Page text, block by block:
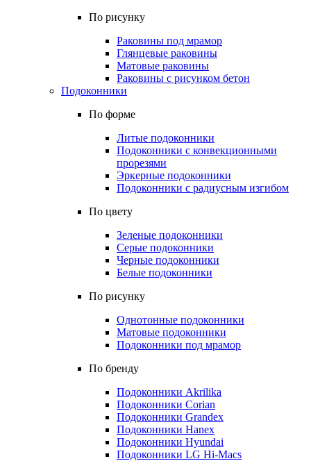
По рисунку
Раковины под мрамор
Глянцевые раковины
Матовые раковины
Раковины с рисунком бетон
Подоконники
По форме
Литые подоконники
Подоконники с конвекционными
прорезями
Эркерные подоконники
Подоконники с радиусным изгибом
По цвету
Зеленые подоконники
Серые подоконники
Черные подоконники
Белые подоконники
По рисунку
Однотонные подоконники
Матовые подоконники
Подоконники под мрамор
По бренду
Подоконники Akrilika
Подоконники Corian
Подоконники Grandex
Подоконники Hanex
Подоконники Hyundai
Подоконники LG Hi-Macs